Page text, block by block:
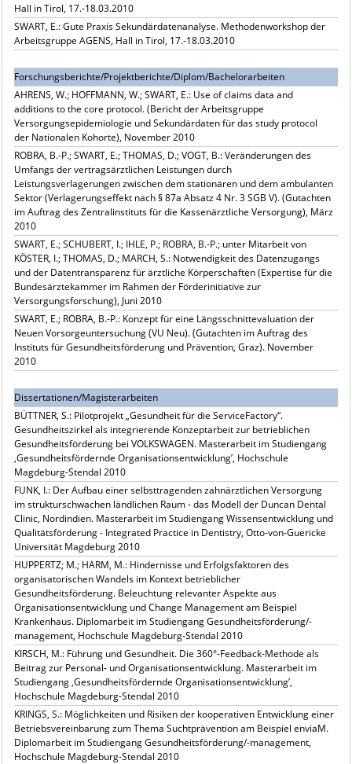
Hall in Tirol, 17.-18.03.2010
SWART, E.: Gute Praxis Sekundärdatenanalyse. Methodenworkshop der
Arbeitsgruppe AGENS, Hall in Tirol, 17.-18.03.2010
Forschungsberichte/Projektberichte/Diplom/Bachelorarbeiten
AHRENS, W.; HOFFMANN, W.; SWART, E.: Use of claims data and
additions to the core protocol. (Bericht der Arbeitsgruppe
Versorgungsepidemiologie und Sekundärdaten für das study protocol
der Nationalen Kohorte), November 2010
ROBRA, B.-P.; SWART, E.; THOMAS, D.; VOGT, B.: Veränderungen des
Umfangs der vertragsärztlichen Leistungen durch
Leistungsverlagerungen zwischen dem stationären und dem ambulanten
Sektor (Verlagerungseffekt nach § 87a Absatz 4 Nr. 3 SGB V). (Gutachten
im Auftrag des Zentralinstituts für die Kassenärztliche Versorgung), März
2010
SWART, E.; SCHUBERT, I.; IHLE, P.; ROBRA, B.-P.; unter Mitarbeit von
KÖSTER, I.; THOMAS, D.; MARCH, S.: Notwendigkeit des Datenzugangs
und der Datentransparenz für ärztliche Körperschaften (Expertise für die
Bundesärztekammer im Rahmen der Förderinitiative zur
Versorgungsforschung), Juni 2010
SWART, E.; ROBRA, B.-P.: Konzept für eine Längsschnittevaluation der
Neuen Vorsorgeuntersuchung (VU Neu). (Gutachten im Auftrag des
Instituts für Gesundheitsförderung und Prävention, Graz). November
2010
Dissertationen/Magisterarbeiten
BÜTTNER, S.: Pilotprojekt „Gesundheit für die ServiceFactory“.
Gesundheitszirkel als integrierende Konzeptarbeit zur betrieblichen
Gesundheitsförderung bei VOLKSWAGEN. Masterarbeit im Studiengang
‚Gesundheitsfördernde Organisationsentwicklung’, Hochschule
Magdeburg-Stendal 2010
FUNK, I.: Der Aufbau einer selbsttragenden zahnärztlichen Versorgung
im strukturschwachen ländlichen Raum - das Modell der Duncan Dental
Clinic, Nordindien. Masterarbeit im Studiengang Wissensentwicklung und
Qualitätsförderung - Integrated Practice in Dentistry, Otto-von-Guericke
Universität Magdeburg 2010
HUPPERTZ; M.; HARM, M.: Hindernisse und Erfolgsfaktoren des
organisatorischen Wandels im Kontext betrieblicher
Gesundheitsförderung. Beleuchtung relevanter Aspekte aus
Organisationsentwicklung und Change Management am Beispiel
Krankenhaus. Diplomarbeit im Studiengang Gesundheitsförderung/-
management, Hochschule Magdeburg-Stendal 2010
KIRSCH, M.: Führung und Gesundheit. Die 360°-Feedback-Methode als
Beitrag zur Personal- und Organisationsentwicklung. Masterarbeit im
Studiengang ‚Gesundheitsfördernde Organisationsentwicklung’,
Hochschule Magdeburg-Stendal 2010
KRINGS, S.: Möglichkeiten und Risiken der kooperativen Entwicklung einer
Betriebsvereinbarung zum Thema Suchtprävention am Beispiel enviaM.
Diplomarbeit im Studiengang Gesundheitsförderung/-management,
Hochschule Magdeburg-Stendal 2010